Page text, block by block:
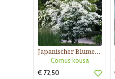
Japanischer Blumenhartriegel
Cornus kousa
€ 72,50